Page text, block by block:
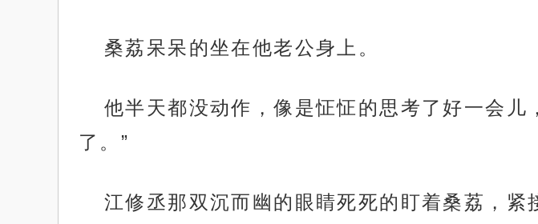
桑荔呆呆的坐在他老公身上。
他半天都没动作，像是怔怔的思考了好一会
了。”
江修丞那双沉而幽的眼睛死死的盯着桑荔，紧